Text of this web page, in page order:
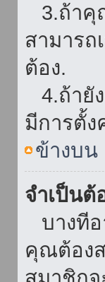
3.ถ้าคุ
สามารถ
ต้อง.
4.ถ้ายั
มีการตั้ง
ข้างบน
จำเป็นต้
บางทีอ
คุณต้อง